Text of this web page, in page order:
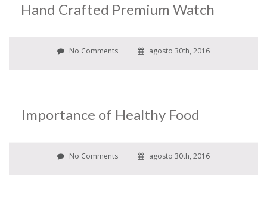
Hand Crafted Premium Watch
No Comments agosto 30th, 2016
Importance of Healthy Food
No Comments agosto 30th, 2016